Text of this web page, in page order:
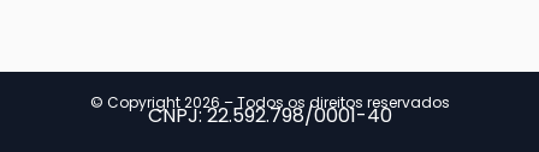
© Copyright 2026 – Todos os direitos reservados
CNPJ: 22.592.798/0001-40